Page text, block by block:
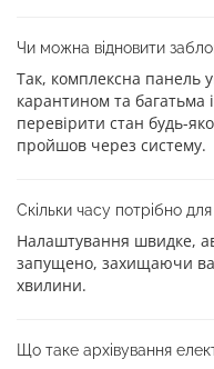
Чи можна відновити
Так, комплексна панель
карантином та багатьма
перевірити стан будь-
пройшов через систему.
Скільки часу потрібно
Налаштування швидке,
запущено, захищаючи
хвилини.
Що таке архівування